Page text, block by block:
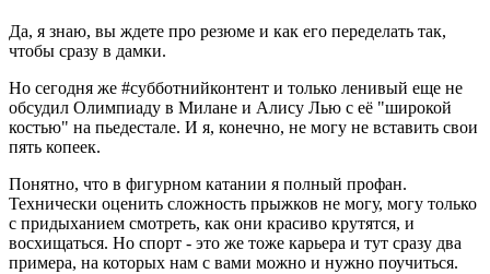
Да, я знаю, вы ждете про резюме и как его переделать так,
чтобы сразу в дамки.
Но сегодня же #субботнийконтент и только ленивый еще не
обсудил Олимпиаду в Милане и Алису Лью с её "широкой
костью" на пьедестале. И я, конечно, не могу не вставить свои
пять копеек.
Понятно, что в фигурном катании я полный профан.
Технически оценить сложность прыжков не могу, могу только
с придыханием смотреть, как они красиво крутятся, и
восхищаться. Но спорт - это же тоже карьера и тут сразу два
примера, на которых нам с вами можно и нужно поучиться.